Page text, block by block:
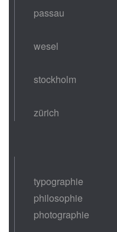
passau
wesel
stockholm
zürich
typographie
philosophie
photographie